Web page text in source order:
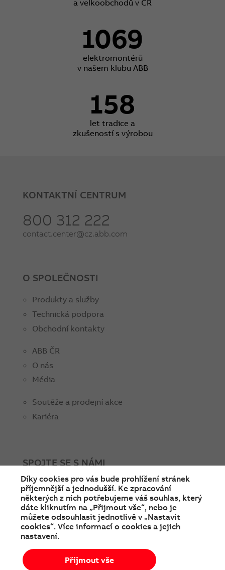
a velkoobchodů v ČR
1069
elektromontérů
v našem klubu ABB
158
let tradice a
zkušeností s výrobou
KONTAKTNÍ CENTRUM
800 312 222
contact.center@cz.abb.com
O SPOLEČNOSTI
Produkty a služby
Technická podpora
Obchodní kontakty
ABB ČR
O nás
Média
Soutěže a prodejní akce
Kariéra
SPOJTE SE S NÁMI
facebookinstagramLinkedintwitteryoutube
© Copyright 2026 ABB Podmínky používání
Díky cookies pro vás bude prohlížení stránek
příjemnější a jednodušší. Ke zpracování
některých z nich potřebujeme váš souhlas, který
dáte kliknutím na „Přijmout vše“, nebo je
můžete odsouhlasit jednotlivě v „Nastavit
cookies“. Více informací o cookies a jejich
nastavení.
Přijmout vše